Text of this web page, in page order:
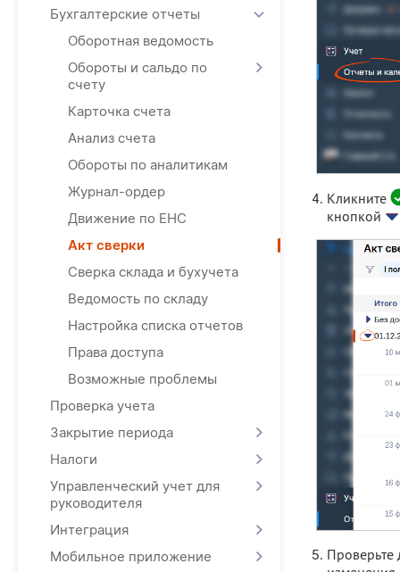
Бухгалтерские отчеты
Оборотная ведомость
Обороты и сальдо по
счету
Карточка счета
Анализ счета
Обороты по аналитикам
Журнал-ордер
Движение по ЕНС
Акт сверки
Сверка склада и бухучета
Ведомость по складу
Настройка списка отчетов
Права доступа
Возможные проблемы
Проверка учета
Закрытие периода
Налоги
Управленческий учет для
руководителя
Интеграция
Мобильное приложение
Кликните
кнопкой